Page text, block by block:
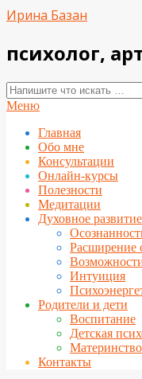
Перейти
Ирина Базан
психолог,
Поиск
Вторичное
навигации
Меню
Главная
Обо мне
Консультации
Онлайн-курсы
Полезности
Медитации
Духовное развитие
Расширение
Интуиция
Родители и дети
Воспитание
Детская
Материнство
Контакты